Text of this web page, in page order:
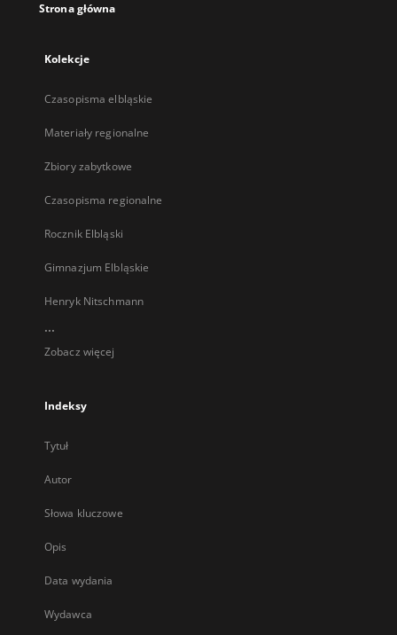
Strona główna
Kolekcje
Czasopisma elbląskie
Materiały regionalne
Zbiory zabytkowe
Czasopisma regionalne
Rocznik Elbląski
Gimnazjum Elbląskie
Henryk Nitschmann
...
Zobacz więcej
Indeksy
Tytuł
Autor
Słowa kluczowe
Opis
Data wydania
Wydawca